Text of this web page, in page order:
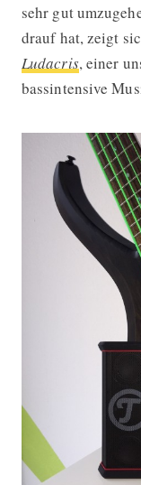
sehr gut
drauf hat, zeigt
Ludacris, einer
bassintensive